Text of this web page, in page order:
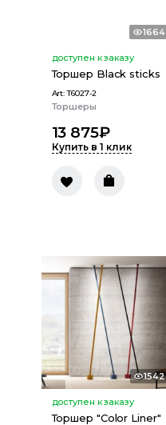
1664
доступен к заказу
Торшер Black sticks
Art:T6027-2
Торшеры
13 875₽
Купить в 1 клик
1542
доступен к заказу
Торшер "Color Liner"